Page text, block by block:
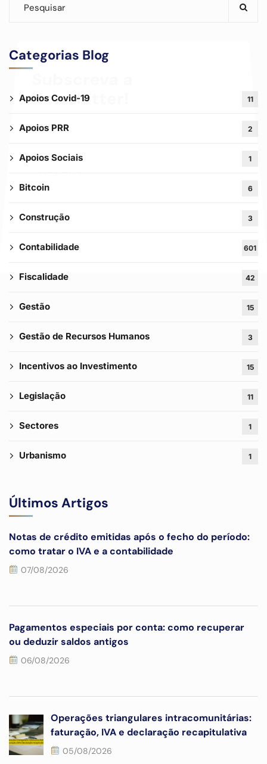
Categorias Blog
Apoios Covid-19 11
Apoios PRR 2
Apoios Sociais 1
Bitcoin 6
Construção 3
Contabilidade 601
Fiscalidade 42
Gestão 15
Gestão de Recursos Humanos 3
Incentivos ao Investimento 15
Legislação 11
Sectores 1
Urbanismo 1
Últimos Artigos
Notas de crédito emitidas após o fecho do período:
como tratar o IVA e a contabilidade
07/08/2026
Pagamentos especiais por conta: como recuperar
ou deduzir saldos antigos
06/08/2026
Operações triangulares intracomunitárias:
faturação, IVA e declaração recapitulativa
05/08/2026
Newsletter!
Li e aceito a